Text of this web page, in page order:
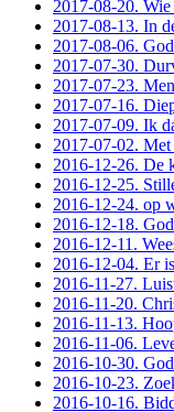
2017-08-20.
2017-08-13. In
2017-08-06.
2017-07-30.
2017-07-23.
2017-07-16.
2017-07-09. Ik
2017-07-02.
2016-12-26. De
2016-12-25.
2016-12-24. op
2016-12-18.
2016-12-11.
2016-12-04. Er
2016-11-27.
2016-11-20.
2016-11-13.
2016-11-06.
2016-10-30.
2016-10-23.
2016-10-16.